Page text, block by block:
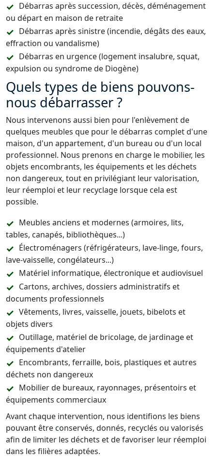
Débarras après succession, décès, déménagement
ou départ en maison de retraite
Débarras après sinistre (incendie, dégâts des eaux,
effraction ou vandalisme)
Débarras en urgence (logement insalubre, squat,
expulsion ou syndrome de Diogène)
Quels types de biens pouvons-
nous débarrasser ?
Nous intervenons aussi bien pour l'enlèvement de
quelques meubles que pour le débarras complet d'une
maison, d'un appartement, d'un bureau ou d'un local
professionnel. Nous prenons en charge le mobilier, les
objets encombrants, les équipements et les déchets
non dangereux, tout en privilégiant leur valorisation,
leur réemploi et leur recyclage lorsque cela est
possible.
Meubles anciens et modernes (armoires, lits,
tables, canapés, bibliothèques...)
Électroménagers (réfrigérateurs, lave-linge, fours,
lave-vaisselle, congélateurs...)
Matériel informatique, électronique et audiovisuel
Cartons, archives, dossiers administratifs et
documents professionnels
Vêtements, livres, vaisselle, jouets, bibelots et
objets divers
Outillage, matériel de bricolage, de jardinage et
équipements d'atelier
Encombrants, ferraille, bois, plastiques et autres
déchets non dangereux
Mobilier de bureaux, rayonnages, présentoirs et
équipements commerciaux
Avant chaque intervention, nous identifions les biens
pouvant être conservés, donnés, recyclés ou valorisés
afin de limiter les déchets et de favoriser leur réemploi
dans les filières adaptées.